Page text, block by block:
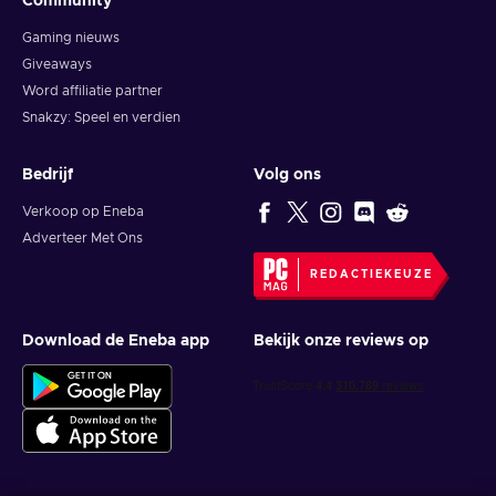
Gaming nieuws
Giveaways
Word affiliatie partner
Snakzy: Speel en verdien
Bedrijf
Verkoop op Eneba
Adverteer Met Ons
Volg ons
REDACTIEKEUZE
Download de Eneba app Bekijk onze reviews op